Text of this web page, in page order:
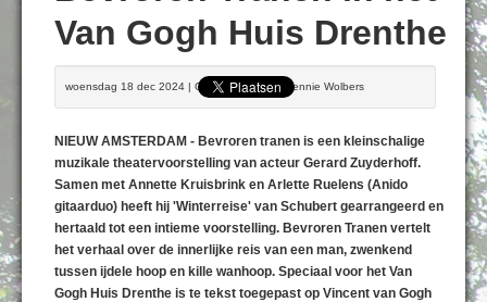
Over Bennie Wolbers
Fotoboek
Jubileumfeest 35 jaar De Amer
Hunzeloopwandeltocht keert op 19 september 2026 terug naar Zuidlaren
102 kaarsen voor eeuwling Mieke Sijbom-Maatje
DONDERDAG 06 AUG 2026
Van Gogh Huis Drenthe
woensdag 18 dec 2024 | Geschreven door Bennie Wolbers
NIEUW AMSTERDAM - Bevroren tranen is een kleinschalige
muzikale theatervoorstelling van acteur Gerard Zuyderhoff.
Samen met Annette Kruisbrink en Arlette Ruelens (Anido
gitaarduo) heeft hij 'Winterreise' van Schubert gearrangeerd en
hertaald tot een intieme voorstelling. Bevroren Tranen vertelt
het verhaal over de innerlijke reis van een man, zwenkend
tussen ijdele hoop en kille wanhoop. Speciaal voor het Van
Gogh Huis Drenthe is te tekst toegepast op Vincent van Gogh